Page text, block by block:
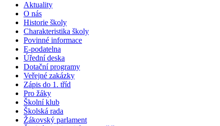
Aktuality
O nás
Historie školy
Charakteristika školy
Povinné informace
E-podatelna
Úřední deska
Dotační programy
Veřejné zakázky
Zápis do 1. tříd
Pro žáky
Školní klub
Školská rada
Žákovský parlament